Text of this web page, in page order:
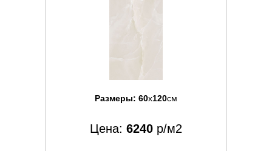
Размеры: 60x120см
Цена: 6240 р/м2